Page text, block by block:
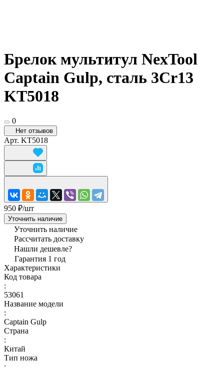
Брелок мультитул NexTool
Captain Gulp, сталь 3Cr13
KT5018
0
Нет отзывов
Арт. KT5018
950 ₽/шт
Уточнить наличие
Уточнить наличие
Рассчитать доставку
Нашли дешевле?
Гарантия 1 год
Характеристики
Код товара
:
53061
Название модели
:
Captain Gulp
Страна
:
Китай
Тип ножа